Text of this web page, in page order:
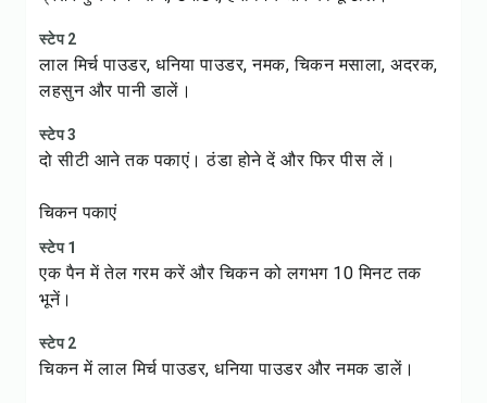
स्टेप 2
लाल मिर्च पाउडर, धनिया पाउडर, नमक, चिकन मसाला, अदरक,
लहसुन और पानी डालें।
स्टेप 3
दो सीटी आने तक पकाएं। ठंडा होने दें और फिर पीस लें।
चिकन पकाएं
स्टेप 1
एक पैन में तेल गरम करें और चिकन को लगभग 10 मिनट तक
भूनें।
स्टेप 2
चिकन में लाल मिर्च पाउडर, धनिया पाउडर और नमक डालें।